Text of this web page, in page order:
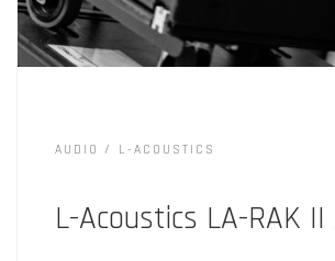
AUDIO L-ACOUSTICS
L-Acoustics LA-RAK II